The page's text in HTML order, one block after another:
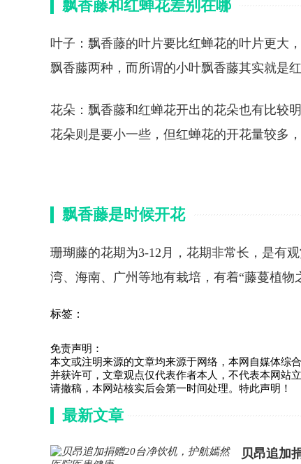
飘香藤和红蝉花差别在哪
叶子：飘香藤的叶片要比红蝉花的叶片更大
飘香藤两种，而所谓的小叶飘香藤其实就是
花朵：飘香藤和红蝉花开出的花朵也有比较
花朵则是要小一些，但红蝉花的开花量较多
飘香藤是时候开花
珊瑚藤的花期为3-12月，花期非常长，是有
湾、海南、广州等地有栽培，有着“藤蔓植物
标签：
免责声明：
本文或注明来源的文章均来源于网络，本网自媒体综
并获许可，文章观点仅代表作者本人，不代表本网站
请撤稿，本网站核实后会第一时间处理。特此声明！
最新文章
贝昂追加